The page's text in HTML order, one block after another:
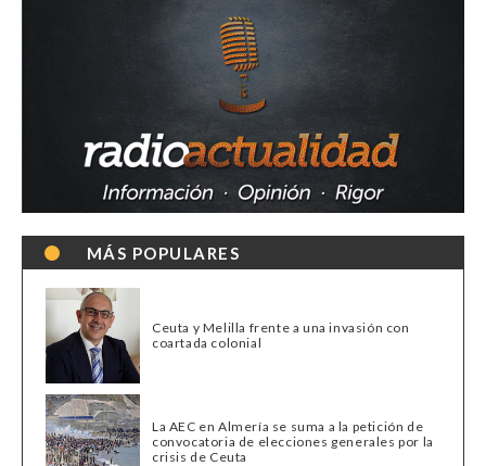
MÁS POPULARES
Ceuta y Melilla frente a una invasión con
coartada colonial
La AEC en Almería se suma a la petición de
convocatoria de elecciones generales por la
crisis de Ceuta